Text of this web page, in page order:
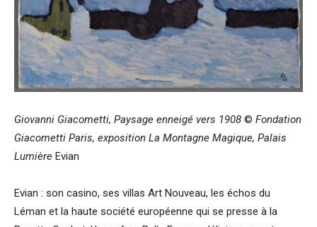
Giovanni Giacometti, Paysage enneigé vers 1908 © Fondation
Giacometti Paris, exposition La Montagne Magique, Palais
Lumière Evian
Evian : son casino, ses villas Art Nouveau, les échos du
Léman et la haute société européenne qui se presse à la